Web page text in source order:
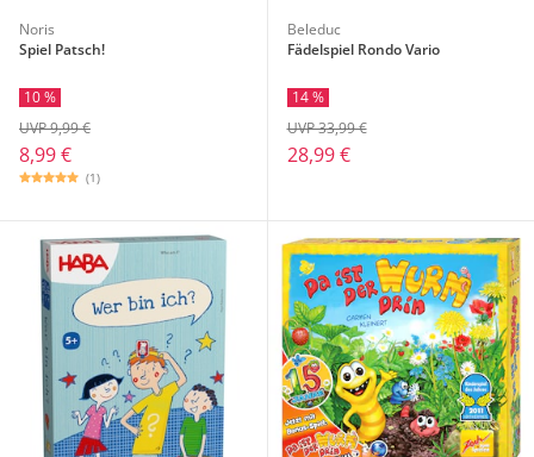
Noris
Spiel Patsch!
10 %
8,99 €
UVP 9,99 €
(1)
Beleduc
Fädelspiel Rondo Vario
14 %
28,99 €
UVP 33,99 €